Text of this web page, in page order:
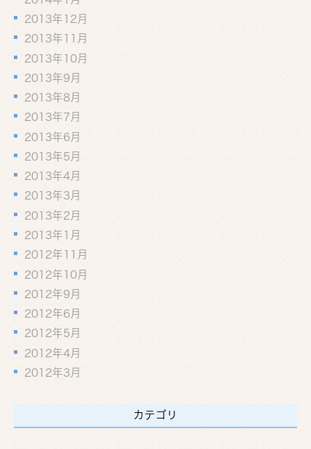
2013年12月
2013年11月
2013年10月
2013年9月
2013年8月
2013年7月
2013年6月
2013年5月
2013年4月
2013年3月
2013年2月
2013年1月
2012年11月
2012年10月
2012年9月
2012年6月
2012年5月
2012年4月
2012年3月
カテゴリ